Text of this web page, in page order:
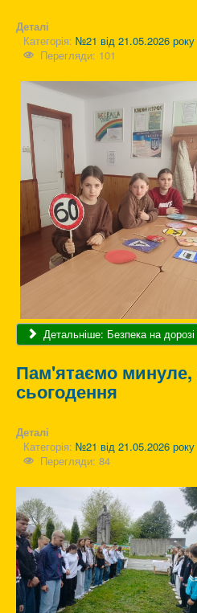
Деталі
Категорія: №21 від 21.05.2026 року
Перегляди: 101
Детальніше: Безпека на
Пам'ятаємо минуле,
сьогодення
Деталі
Категорія: №21 від 21.05.2026 року
Перегляди: 84